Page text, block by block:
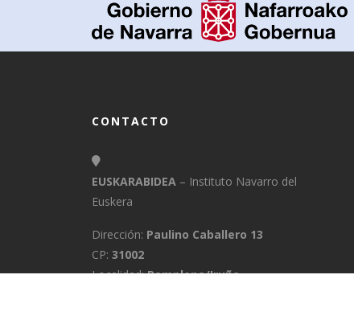
CONTACTO
EUSKARABIDEA – Instituto Navarro del
Euskera
Dirección: Paulino Caballero 13
CP: 31002
Localidad:Pamplona/Iruña